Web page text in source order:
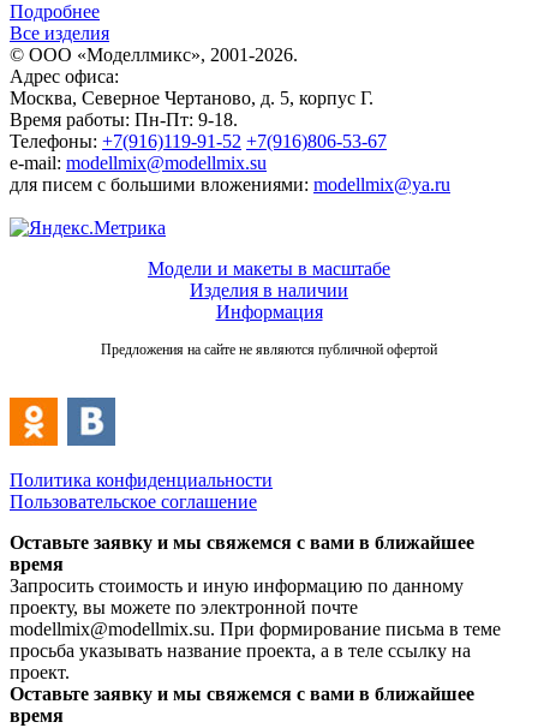
Подробнее
Все изделия
© ООО «Моделлмикс», 2001-2026.
Адрес офиса:
Москва, Северное Чертаново, д. 5, корпус Г.
Время работы: Пн-Пт: 9-18.
Телефоны: +7(916)119-91-52 +7(916)806-53-67
e-mail: modellmix@modellmix.su
для писем с большими вложениями: modellmix@ya.ru
Модели и макеты в масштабе
Изделия в наличии
Информация
Предложения на сайте не являются публичной офертой
Политика конфиденциальности
Пользовательское соглашение
Оставьте заявку и мы свяжемся с вами в ближайшее
время
Запросить стоимость и иную информацию по данному
проекту, вы можете по электронной почте
modellmix@modellmix.su. При формирование письма в теме
просьба указывать название проекта, а в теле ссылку на
проект.
Оставьте заявку и мы свяжемся с вами в ближайшее
время